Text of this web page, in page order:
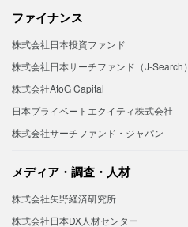
ファイナンス
株式会社日本投資ファンド
株式会社日本サーチファンド（J-Search）
株式会社AtoG Capital
日本プライベートエクイティ株式会社
株式会社サーチファンド・ジャパン
メディア・調査・人材
株式会社矢野経済研究所
株式会社日本DX人材センター